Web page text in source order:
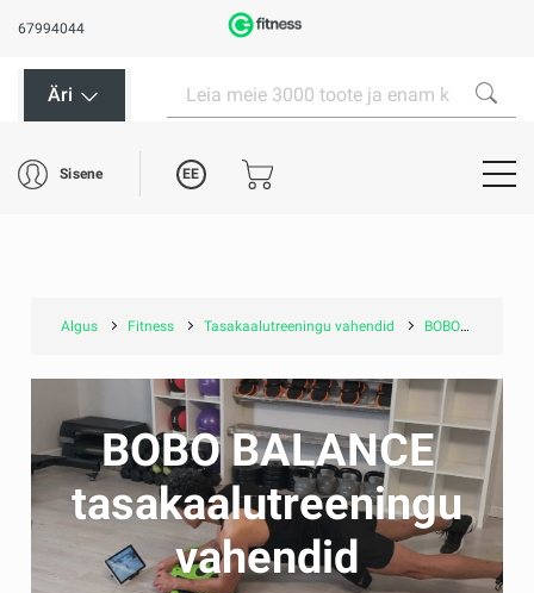
67994044
Äri
Sisene EE
Algus Fitness Tasakaalutreeningu vahendid BOBO BALANCE tasakaalutreeningu vahendid
BOBO BALANCE
tasakaalutreeningu
vahendid